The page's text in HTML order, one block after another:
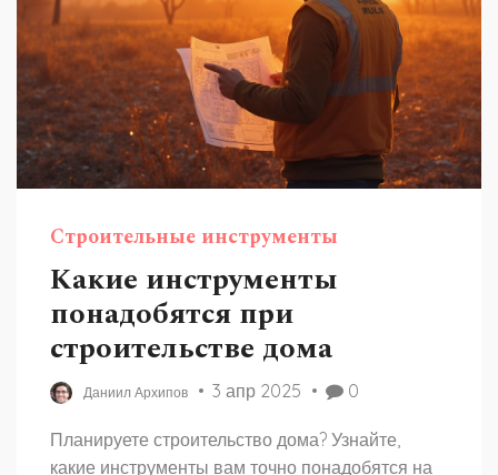
Строительные инструменты
Какие инструменты
понадобятся при
строительстве дома
Даниил Архипов 3 апр 2025 0
Планируете строительство дома? Узнайте,
какие инструменты вам точно понадобятся на